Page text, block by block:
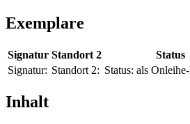
Exemplare
Signatur Standort 2 Status
Signatur: Standort 2: Status: als
Inhalt